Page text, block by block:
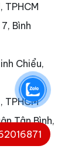
TPHCM
Bình
Chiểu,
TPHCM
Tân Bình,